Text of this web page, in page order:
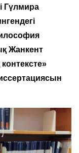
Гүлмира
Жанкент